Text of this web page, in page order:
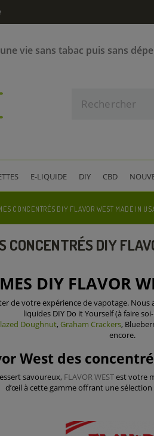
vie sans tabac puis sans
E-LIQUIDE DIY CBD
CONCENTRÉS DIY FLAVOR WEST MADE IN
CONCENTRÉS DIY
DIY FLAVOR
de votre expérience de vapotage. Nous
liquides DIY Do it Yourself(à faire
Doughnut, Graham Crackers,
encore.
West des
savoureux, FLAVOR WESTest votre
d’œil à cette gamme offrant une sélection